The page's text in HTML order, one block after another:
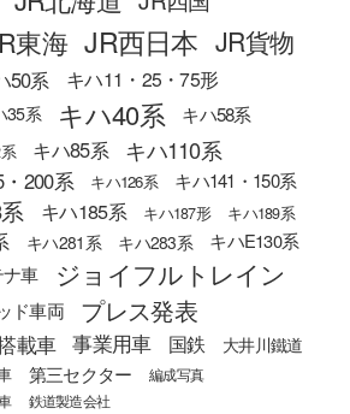
東海 JR西日本 JR貨物
50系 キハ11・25・75形
35系 キハ40系 キハ58系
キハ85系 キハ110系
200系 キハ126系 キハ141・150系
キハ185系 キハ187形
キハ189系
キハ281系 キハ283系
キハE130系
車 ジョイフルトレイン
ド車両 プレス発表
載車 事業用車 国鉄 大井川鐵道
第三セクター 編成写真
鉄道製造会社